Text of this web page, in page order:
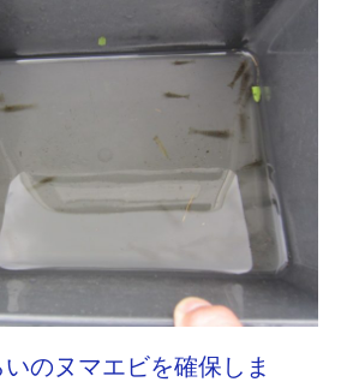
いのヌマエビを確保しま